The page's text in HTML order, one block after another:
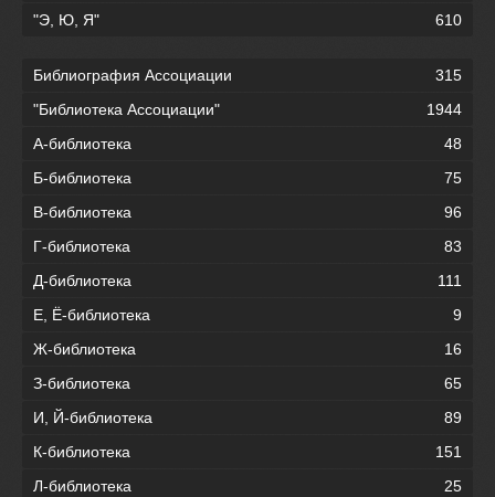
"Э, Ю, Я"
610
Библиография Ассоциации
315
"Библиотека Ассоциации"
1944
А-библиотека
48
Б-библиотека
75
В-библиотека
96
Г-библиотека
83
Д-библиотека
111
Е, Ё-библиотека
9
Ж-библиотека
16
З-библиотека
65
И, Й-библиотека
89
К-библиотека
151
Л-библиотека
25